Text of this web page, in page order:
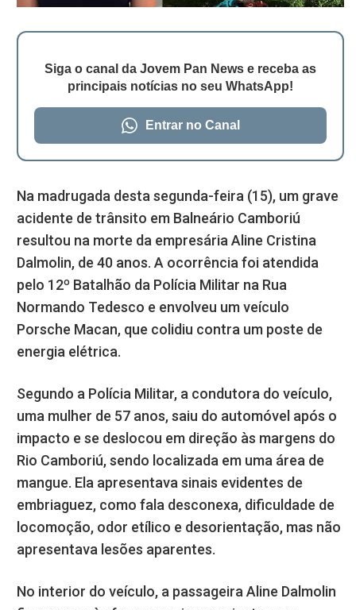
Siga o canal da Jovem Pan News e receba as
principais notícias no seu WhatsApp!
Entrar no Canal
Na madrugada desta segunda-feira (15), um grave
acidente de trânsito em Balneário Camboriú
resultou na morte da empresária Aline Cristina
Dalmolin, de 40 anos. A ocorrência foi atendida
pelo 12º Batalhão da Polícia Militar na Rua
Normando Tedesco e envolveu um veículo
Porsche Macan, que colidiu contra um poste de
energia elétrica.
Segundo a Polícia Militar, a condutora do veículo,
uma mulher de 57 anos, saiu do automóvel após o
impacto e se deslocou em direção às margens do
Rio Camboriú, sendo localizada em uma área de
mangue. Ela apresentava sinais evidentes de
embriaguez, como fala desconexa, dificuldade de
locomoção, odor etílico e desorientação, mas não
apresentava lesões aparentes.
No interior do veículo, a passageira Aline Dalmolin